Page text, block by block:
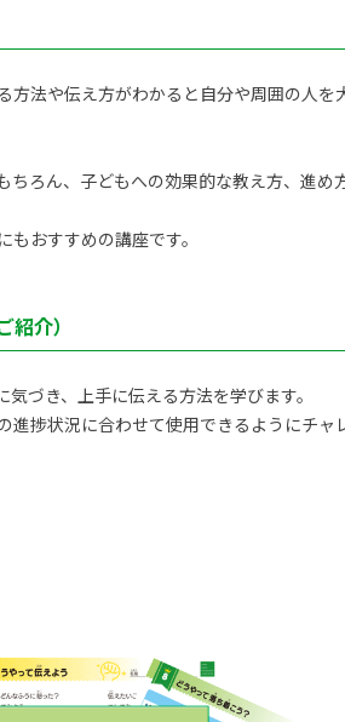
法や伝え方がわかると自分や周囲の人を
ろん、子どもへの効果的な教え方、進め
おすすめの講座です。
介）
づき、上手に伝える方法を学びます。
捗状況に合わせて使用できるようにチャ